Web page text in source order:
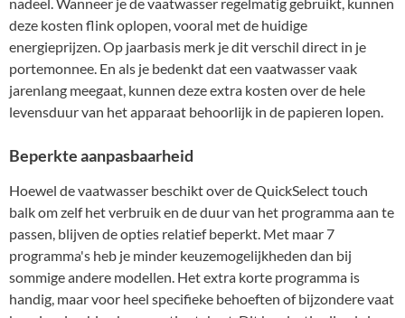
deze kosten flink oplopen, vooral met de huidige
energieprijzen. Op jaarbasis merk je dit verschil direct in je
portemonnee. En als je bedenkt dat een vaatwasser vaak
jarenlang meegaat, kunnen deze extra kosten over de hele
levensduur van het apparaat behoorlijk in de papieren lopen.
Beperkte aanpasbaarheid
Hoewel de vaatwasser beschikt over de QuickSelect touch
balk om zelf het verbruik en de duur van het programma aan te
passen, blijven de opties relatief beperkt. Met maar 7
programma's heb je minder keuzemogelijkheden dan bij
sommige andere modellen. Het extra korte programma is
handig, maar voor heel specifieke behoeften of bijzondere vaat